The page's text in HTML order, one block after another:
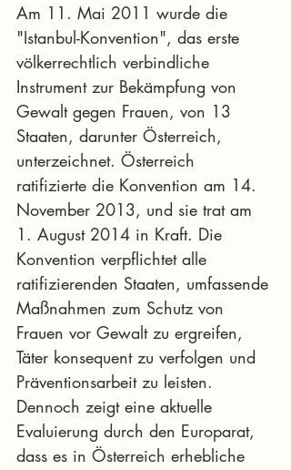
Am 11. Mai 2011 wurde die
"Istanbul-Konvention", das erste
völkerrechtlich verbindliche
Instrument zur Bekämpfung von
Gewalt gegen Frauen, von 13
Staaten, darunter Österreich,
unterzeichnet. Österreich
ratifizierte die Konvention am 14.
November 2013, und sie trat am
1. August 2014 in Kraft. Die
Konvention verpflichtet alle
ratifizierenden Staaten, umfassende
Maßnahmen zum Schutz von
Frauen vor Gewalt zu ergreifen,
Täter konsequent zu verfolgen und
Präventionsarbeit zu leisten.
Dennoch zeigt eine aktuelle
Evaluierung durch den Europarat,
dass es in Österreich erhebliche